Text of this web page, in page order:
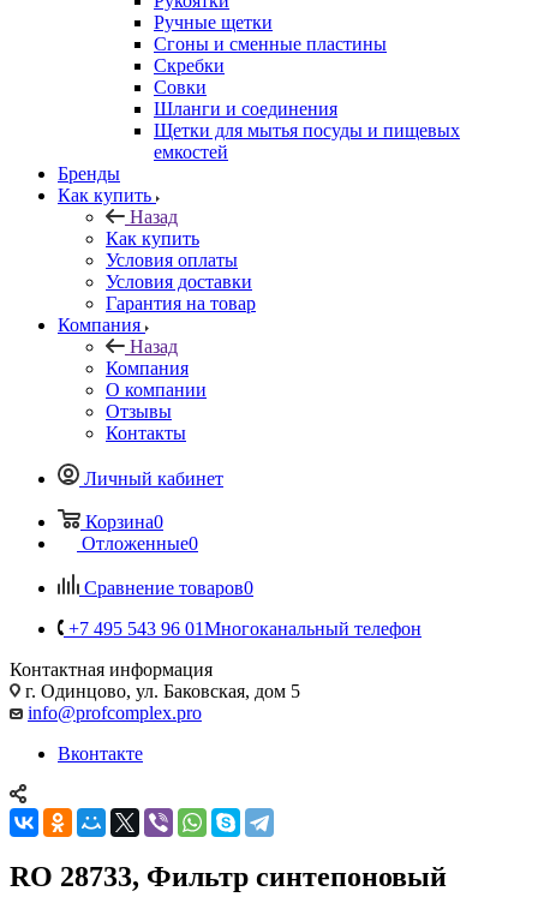
Ручные щетки
Сгоны и сменные пластины
Скребки
Совки
Шланги и соединения
Щетки для мытья посуды и пищевых
емкостей
Бренды
Как купить
Назад
Как купить
Условия оплаты
Условия доставки
Гарантия на товар
Компания
Назад
Компания
О компании
Отзывы
Контакты
Личный кабинет
Корзина0
Отложенные0
Сравнение товаров0
+7 495 543 96 01Многоканальный телефон
Контактная информация
г. Одинцово, ул. Баковская, дом 5
info@profcomplex.pro
Вконтакте
RO 28733, Фильтр синтепоновый